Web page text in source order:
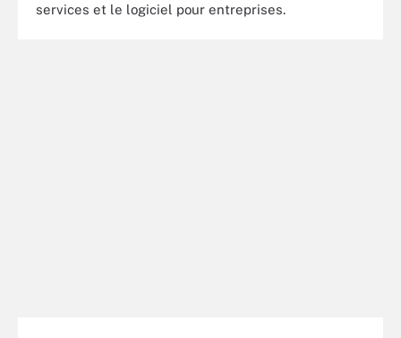
services et le logiciel pour entreprises.